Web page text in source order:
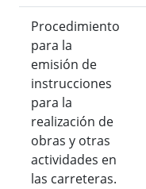
Procedimiento
para la
emisión de
instrucciones
para la
realización de
obras y otras
actividades en
las carreteras.